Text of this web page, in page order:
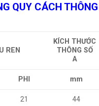
QUY CÁCH
REN
KÍCH THƯỚC
THÔNG SỐ
A
PHI mm
21 44